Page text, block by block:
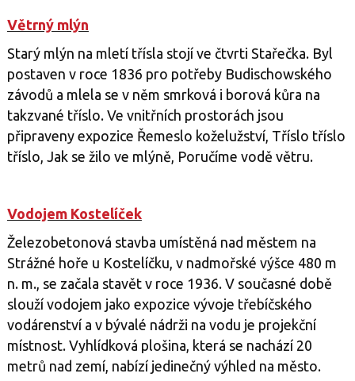
Větrný mlýn
Starý mlýn na mletí třísla stojí ve čtvrti Stařečka. Byl
postaven v roce 1836 pro potřeby Budischowského
závodů a mlela se v něm smrková i borová kůra na
takzvané tříslo. Ve vnitřních prostorách jsou
připraveny expozice Řemeslo koželužství, Tříslo tříslo
tříslo, Jak se žilo ve mlýně, Poručíme vodě větru.
Vodojem Kostelíček
Železobetonová stavba umístěná nad městem na
Strážné hoře u Kostelíčku, v nadmořské výšce 480 m
n. m., se začala stavět v roce 1936. V současné době
slouží vodojem jako expozice vývoje třebíčského
vodárenství a v bývalé nádrži na vodu je projekční
místnost. Vyhlídková plošina, která se nachází 20
metrů nad zemí, nabízí jedinečný výhled na město.